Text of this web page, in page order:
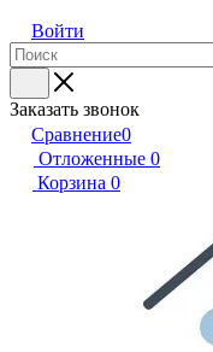
Войти
Заказать звонок
Сравнение0
Отложенные 0
Корзина 0